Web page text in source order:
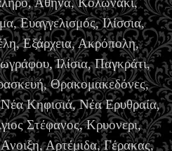
Ευαγγελισμός, Ιλίσσια,
Εξάρχεια, Ακρόπολη,
Ιλίσια, Παγκράτι,
Θρακομακεδόνες,
Κηφισιά, Νέα Ερυθραία,
Στέφανος, Κρυονερι,
Αρτέμιδα, Γέρακας,